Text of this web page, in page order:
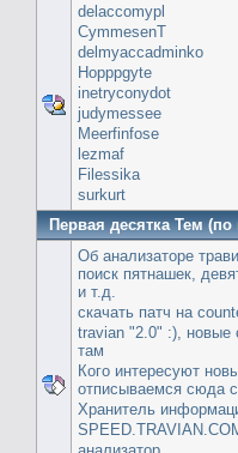
delaccomypl
CymmesenT
delmyaccadminko
Hopppgyte
inetryconydot
judymessee
Meerfinfose
lezmaf
Filessika
surkurt
Первая десятка Тем (по
Об анализаторе
поиск пятнашек,
и т.д.
скачать патч на
travian "2.0" :), новые
там
Кого интересуют
отписываемся сюда
Хранитель